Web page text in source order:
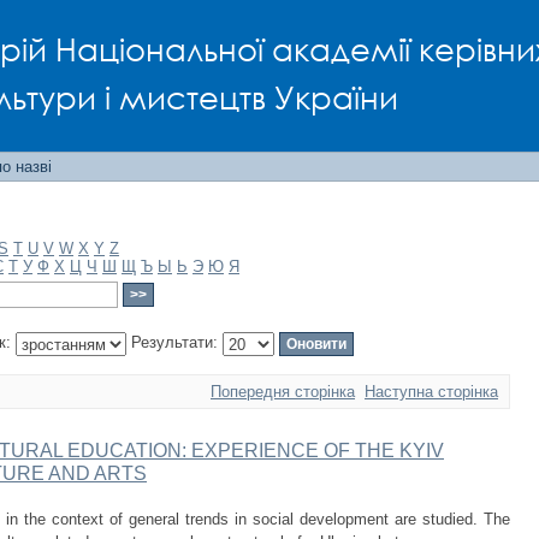
Національної академії
і мистецтв України
назві
T U V W X Y Z
Т У Ф Х Ц Ч Ш Щ Ъ Ы Ь Э Ю Я
Результати:
Попередня сторінка Наступна сторінка
EDUCATION: EXPERIENCE OF THE KYIV
AND ARTS
the context of general trends in social development are studied. The